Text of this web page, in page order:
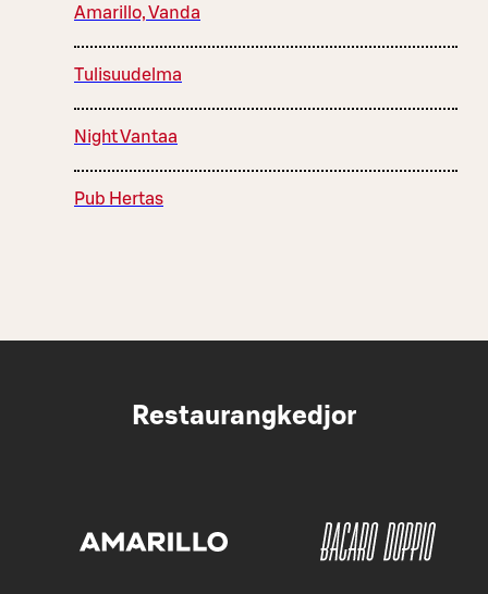
Amarillo, Vanda
Tulisuudelma
Night Vantaa
Pub Hertas
Restaurangkedjor